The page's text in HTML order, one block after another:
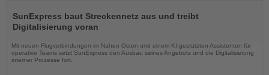
Sie
die
Nachrichten
SunExpress baut Streckennetz aus und treibt
Digitalisierung voran
Mit neuen Flugverbindungen im Nahen Osten und einem KI-gestützten Assistenten für
operative Teams setzt SunExpress den Ausbau seines Angebots und die Digitalisierung
interner Prozesse fort.